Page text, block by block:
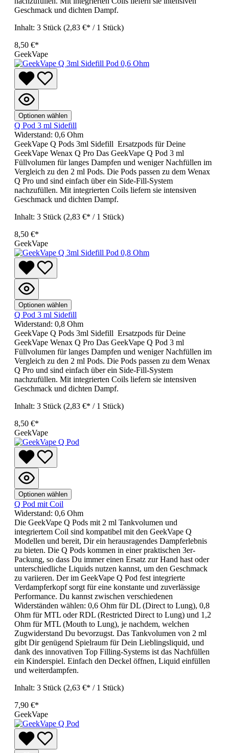
Geschmack und dichten Dampf.
Inhalt: 3 Stück (2,83 €* / 1 Stück)
8,50 €*
GeekVape
Optionen wählen
Q Pod 3 ml Sidefill
Widerstand: 0,6 Ohm
GeekVape Q Pods 3ml Sidefill Ersatzpods für Deine
GeekVape Wenax Q Pro Das GeekVape Q Pod 3 ml
Füllvolumen für langes Dampfen und weniger Nachfüllen im
Vergleich zu den 2 ml Pods. Die Pods passen zu dem Wenax
Q Pro und sind einfach über ein Side-Fill-System
nachzufüllen. Mit integrierten Coils liefern sie intensiven
Geschmack und dichten Dampf.
Inhalt: 3 Stück (2,83 €* / 1 Stück)
8,50 €*
GeekVape
Optionen wählen
Q Pod 3 ml Sidefill
Widerstand: 0,8 Ohm
GeekVape Q Pods 3ml Sidefill Ersatzpods für Deine
GeekVape Wenax Q Pro Das GeekVape Q Pod 3 ml
Füllvolumen für langes Dampfen und weniger Nachfüllen im
Vergleich zu den 2 ml Pods. Die Pods passen zu dem Wenax
Q Pro und sind einfach über ein Side-Fill-System
nachzufüllen. Mit integrierten Coils liefern sie intensiven
Geschmack und dichten Dampf.
Inhalt: 3 Stück (2,83 €* / 1 Stück)
8,50 €*
GeekVape
Optionen wählen
Q Pod mit Coil
Widerstand: 0,6 Ohm
Die GeekVape Q Pods mit 2 ml Tankvolumen und
integriertem Coil sind kompatibel mit den GeekVape Q
Modellen und bereit, Dir ein herausragendes Dampferlebnis
zu bieten. Die Q Pods kommen in einer praktischen 3er-
Packung, so dass Du immer einen Ersatz zur Hand hast oder
unterschiedliche Liquids nutzen kannst, um den Geschmack
zu variieren. Der im GeekVape Q Pod fest integrierte
Verdampferkopf sorgt für eine konstante und zuverlässige
Performance. Du kannst zwischen verschiedenen
Widerständen wählen: 0,6 Ohm für DL (Direct to Lung), 0,8
Ohm für MTL oder RDL (Restricted Direct to Lung) und 1,2
Ohm für MTL (Mouth to Lung), je nachdem, welchen
Zugwiderstand Du bevorzugst. Das Tankvolumen von 2 ml
gibt Dir genügend Spielraum für Dein Lieblingsliquid, und
dank des innovativen Top Filling-Systems ist das Nachfüllen
ein Kinderspiel. Einfach den Deckel öffnen, Liquid einfüllen
und weiterdampfen.
Inhalt: 3 Stück (2,63 €* / 1 Stück)
7,90 €*
GeekVape